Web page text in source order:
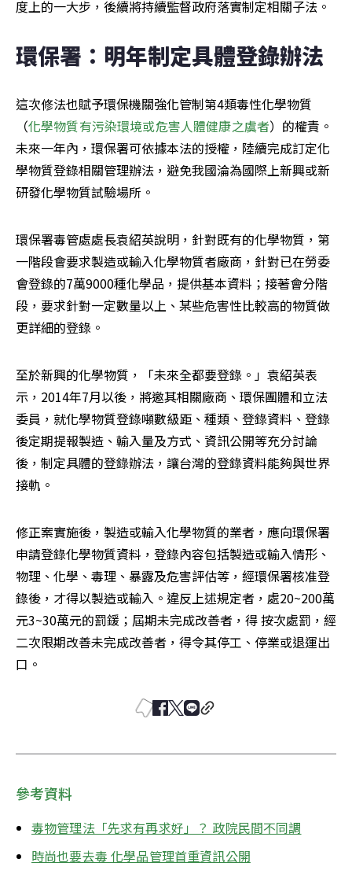
度上的一大步，後續將持續監督政府落實制定相關子法。
環保署：明年制定具體登錄辦法
這次修法也賦予環保機關強化管制第4類毒性化學物質
（化學物質有污染環境或危害人體健康之虞者）的權責。
未來一年內，環保署可依據本法的授權，陸續完成訂定化
學物質登錄相關管理辦法，避免我國淪為國際上新興或新
研發化學物質試驗場所。
環保署毒管處處長袁紹英說明，針對既有的化學物質，第
一階段會要求製造或輸入化學物質者廠商，針對已在勞委
會登錄的7萬9000種化學品，提供基本資料；接著會分階
段，要求針對一定數量以上、某些危害性比較高的物質做
更詳細的登錄。
至於新興的化學物質，「未來全都要登錄。」袁紹英表
示，2014年7月以後，將邀其相關廠商、環保團體和立法
委員，就化學物質登錄噸數級距、種類、登錄資料、登錄
後定期提報製造、輸入量及方式、資訊公開等充分討論
後，制定具體的登錄辦法，讓台灣的登錄資料能夠與世界
接軌。
修正案實施後，製造或輸入化學物質的業者，應向環保署
申請登錄化學物質資料，登錄內容包括製造或輸入情形、
物理、化學、毒理、暴露及危害評估等，經環保署核准登
錄後，才得以製造或輸入。違反上述規定者，處20~200萬
元3~30萬元的罰鍰；屆期未完成改善者，得 按次處罰，經
二次限期改善未完成改善者，得令其停工、停業或退運出
口。
參考資料
毒物管理法「先求有再求好」？ 政院民間不同調
時尚也要去毒 化學品管理首重資訊公開